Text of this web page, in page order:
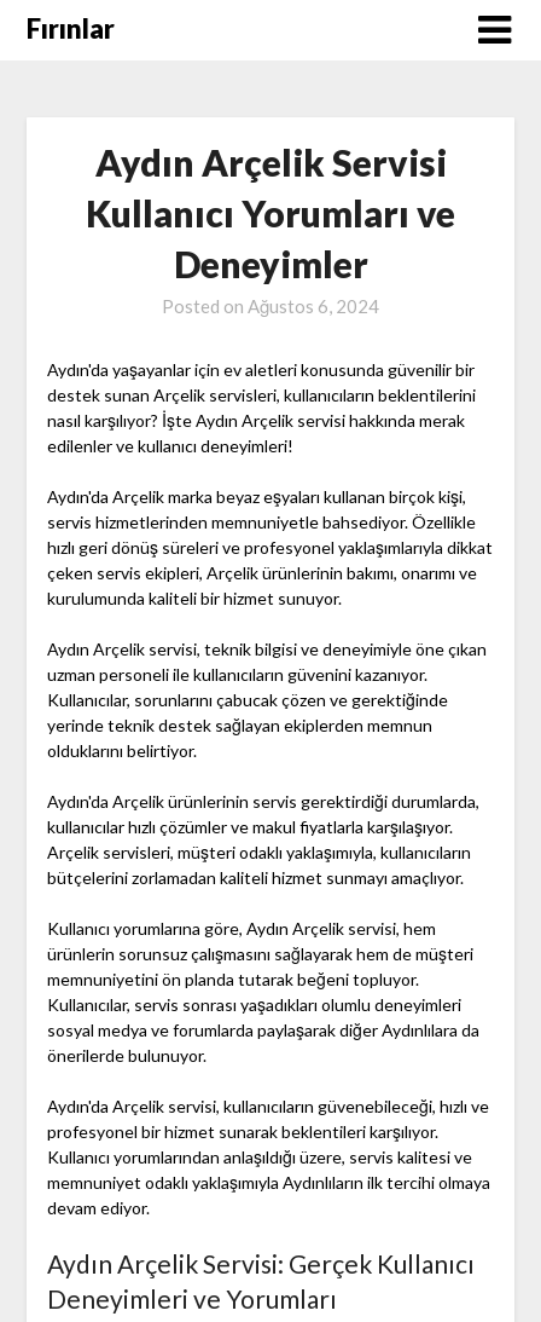
SkipFırınlar
Aydın Arçelik Servisi
Kullanıcı Yorumları ve
Deneyimler
Posted on Ağustos 6, 2024
Aydın'da yaşayanlar için ev aletleri konusunda güvenilir bir
destek sunan Arçelik servisleri, kullanıcıların beklentilerini
nasıl karşılıyor? İşte Aydın Arçelik servisi hakkında merak
edilenler ve kullanıcı deneyimleri!
Aydın'da Arçelik marka beyaz eşyaları kullanan birçok kişi,
servis hizmetlerinden memnuniyetle bahsediyor. Özellikle
hızlı geri dönüş süreleri ve profesyonel yaklaşımlarıyla dikkat
çeken servis ekipleri, Arçelik ürünlerinin bakımı, onarımı ve
kurulumunda kaliteli bir hizmet sunuyor.
Aydın Arçelik servisi, teknik bilgisi ve deneyimiyle öne çıkan
uzman personeli ile kullanıcıların güvenini kazanıyor.
Kullanıcılar, sorunlarını çabucak çözen ve gerektiğinde
yerinde teknik destek sağlayan ekiplerden memnun
olduklarını belirtiyor.
Aydın'da Arçelik ürünlerinin servis gerektirdiği durumlarda,
kullanıcılar hızlı çözümler ve makul fiyatlarla karşılaşıyor.
Arçelik servisleri, müşteri odaklı yaklaşımıyla, kullanıcıların
bütçelerini zorlamadan kaliteli hizmet sunmayı amaçlıyor.
Kullanıcı yorumlarına göre, Aydın Arçelik servisi, hem
ürünlerin sorunsuz çalışmasını sağlayarak hem de müşteri
memnuniyetini ön planda tutarak beğeni topluyor.
Kullanıcılar, servis sonrası yaşadıkları olumlu deneyimleri
sosyal medya ve forumlarda paylaşarak diğer Aydınlılara da
önerilerde bulunuyor.
Aydın'da Arçelik servisi, kullanıcıların güvenebileceği, hızlı ve
profesyonel bir hizmet sunarak beklentileri karşılıyor.
Kullanıcı yorumlarından anlaşıldığı üzere, servis kalitesi ve
memnuniyet odaklı yaklaşımıyla Aydınlıların ilk tercihi olmaya
devam ediyor.
Aydın Arçelik Servisi: Gerçek Kullanıcı
Deneyimleri ve Yorumları